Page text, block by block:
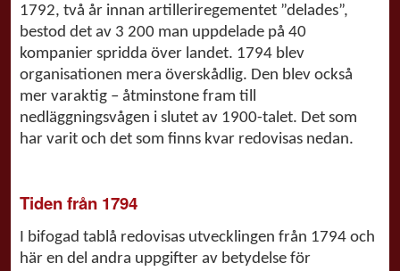
1792, två år innan artilleriregementet ”delades”,
bestod det av 3 200 man uppdelade på 40
kompanier spridda över landet. 1794 blev
organisationen mera överskådlig. Den blev också
mer varaktig – åtminstone fram till
nedläggningsvågen i slutet av 1900-talet. Det som
har varit och det som finns kvar redovisas nedan.
Tiden från 1794
I bifogad tablå redovisas utvecklingen från 1794 och
här en del andra uppgifter av betydelse för